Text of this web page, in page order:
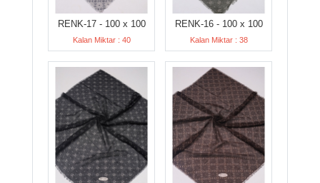
RENK-17 - 100 x 100
Kalan Miktar : 40
RENK-16 - 100 x 100
Kalan Miktar : 38